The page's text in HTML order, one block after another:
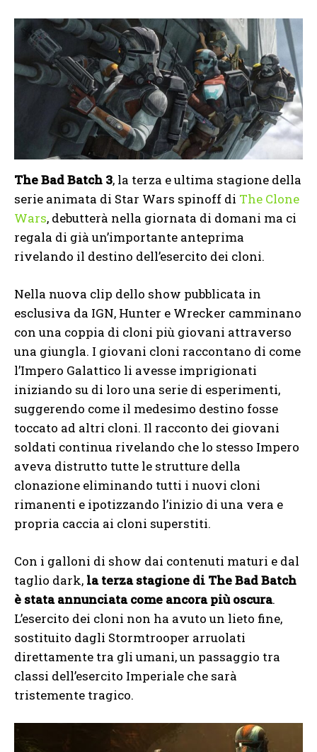
The Bad Batch 3, la terza e ultima stagione della
serie animata di Star Wars spinoff di The Clone
Wars, debutterà nella giornata di domani ma ci
regala di già un’importante anteprima
rivelando il destino dell’esercito dei cloni.
Nella nuova clip dello show pubblicata in
esclusiva da IGN, Hunter e Wrecker camminano
con una coppia di cloni più giovani attraverso
una giungla. I giovani cloni raccontano di come
l’Impero Galattico li avesse imprigionati
iniziando su di loro una serie di esperimenti,
suggerendo come il medesimo destino fosse
toccato ad altri cloni. Il racconto dei giovani
soldati continua rivelando che lo stesso Impero
aveva distrutto tutte le strutture della
clonazione eliminando tutti i nuovi cloni
rimanenti e ipotizzando l’inizio di una vera e
propria caccia ai cloni superstiti.
Con i galloni di show dai contenuti maturi e dal
taglio dark, la terza stagione di The Bad Batch
è stata annunciata come ancora più oscura.
L’esercito dei cloni non ha avuto un lieto fine,
sostituito dagli Stormtrooper arruolati
direttamente tra gli umani, un passaggio tra
classi dell’esercito Imperiale che sarà
tristemente tragico.